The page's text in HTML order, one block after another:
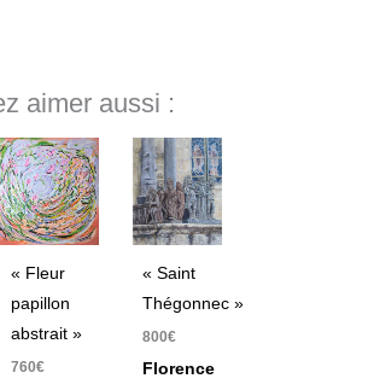
aimer aussi :
« Fleur
papillon
abstrait »
760€
« Saint
Thégonnec »
800€
Florence